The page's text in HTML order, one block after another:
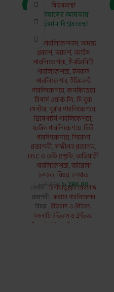
-31%
ইতিহাসের আয়নায়
বর্তমান বিশ্বব্যবস্থা
অগ্নি পাবলিকেশনস,অদম্য
প্রকাশ,আদর্শ,আর্টস
পাবলিকেশন্স,ইনফিনিটি
পাবলিকেশন্স,ইনবাত
পাবলিকেশন,ইমিনেন্ট
পাবলিকেশন্স,কনফিডেন্স
রিসার্স ওয়ার্ক লি.,দি বুক
সেন্টার,দুর্বার পাবলিকেশন্স,
প্রিসেপটর্স পাবলিকেশন্স,
ফরিদ পাবলিকেশন্স,রিউ
পাবলিকেশন্স,শিরোপা
প্রকাশনী,সন্দীপন প্রকাশন,
HSC ও ভর্তি প্রস্তুতি,অভিযাত্রী
পাবলিকেশন্স,বইমেলা
২০২৬,বিষয়, লেখক
৳414.00৳286.00
লেখক : হেদায়াতুল্লাহ মেহমান্দ
প্রকাশনী : রুহামা পাবলিকেশন
বিষয় :ইতিহাস ও ঐতিহ্য,
ইসলামি ইতিহাস ও ঐতিহ্য,
ইসলামি বিবিধ বই পৃষ্ঠা : 312,